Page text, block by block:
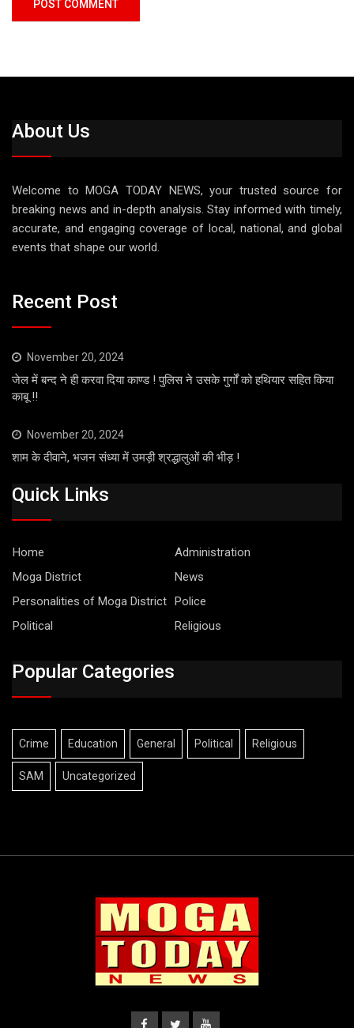
About Us
Welcome to MOGA TODAY NEWS, your trusted source for
breaking news and in-depth analysis. Stay informed with timely,
accurate, and engaging coverage of local, national, and global
events that shape our world.
Recent Post
November 20, 2024
जेल में बन्द ने ही करवा दिया काण्ड ! पुलिस ने उसके गुर्गों को हथियार सहित किया
काबू !!
November 20, 2024
शाम के दीवाने, भजन संध्या में उमड़ी श्रद्धालुओं की भीड़ !
Quick Links
Home
Administration
Moga District
News
Personalities of Moga District Police
Political
Religious
Popular Categories
Crime Education General Political Religious
SAM Uncategorized